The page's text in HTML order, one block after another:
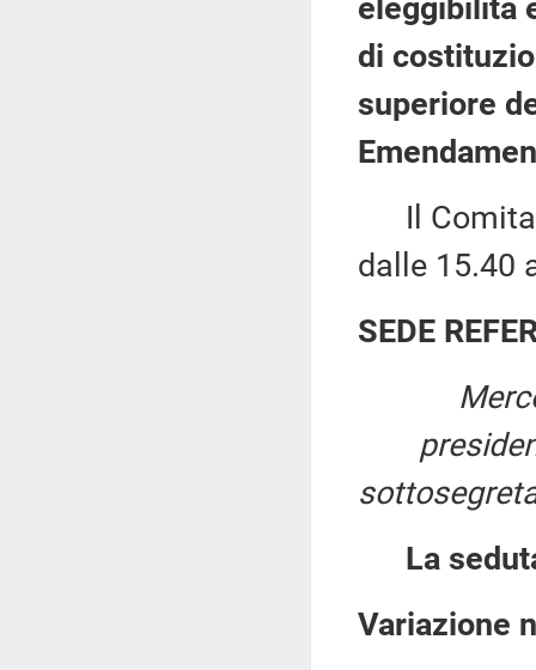
eleggibilità
di
superiore
Il
dalle 15.40
SEDE
La
Variazione